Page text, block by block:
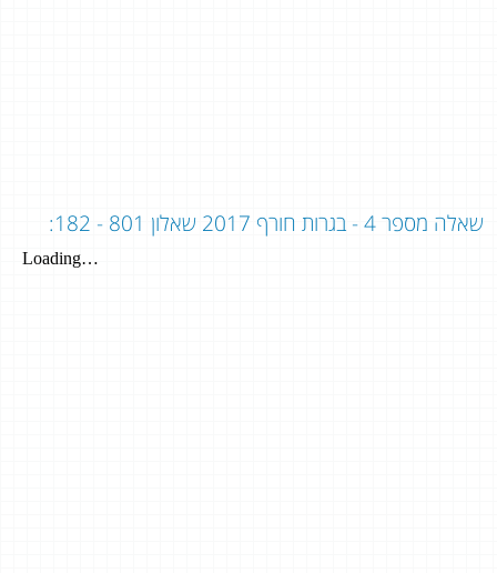
שאלה מספר 4 - בגרות חורף 2017 שאלון 801 - 182: